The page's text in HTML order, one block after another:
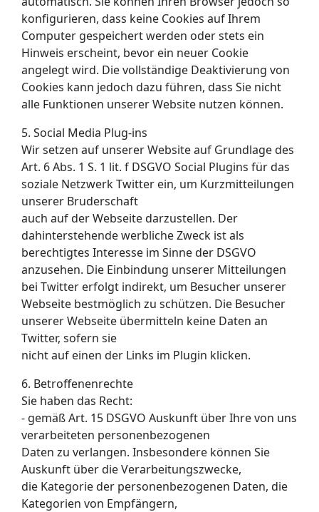
konfigurieren, dass keine Cookies auf Ihrem
Computer gespeichert werden oder stets ein
Hinweis erscheint, bevor ein neuer Cookie
angelegt wird. Die vollständige Deaktivierung von
Cookies kann jedoch dazu führen, dass Sie nicht
alle Funktionen unserer Website nutzen können.
5. Social Media Plug-ins
Wir setzen auf unserer Website auf Grundlage des
Art. 6 Abs. 1 S. 1 lit. f DSGVO Social Plugins für das
soziale Netzwerk Twitter ein, um Kurzmitteilungen
unserer Bruderschaft
auch auf der Webseite darzustellen. Der
dahinterstehende werbliche Zweck ist als
berechtigtes Interesse im Sinne der DSGVO
anzusehen. Die Einbindung unserer Mitteilungen
bei Twitter erfolgt indirekt, um Besucher unserer
Webseite bestmöglich zu schützen. Die Besucher
unserer Webseite übermitteln keine Daten an
Twitter, sofern sie
nicht auf einen der Links im Plugin klicken.
6. Betroffenenrechte
Sie haben das Recht:
- gemäß Art. 15 DSGVO Auskunft über Ihre von uns
verarbeiteten personenbezogenen
Daten zu verlangen. Insbesondere können Sie
Auskunft über die Verarbeitungszwecke,
die Kategorie der personenbezogenen Daten, die
Kategorien von Empfängern,